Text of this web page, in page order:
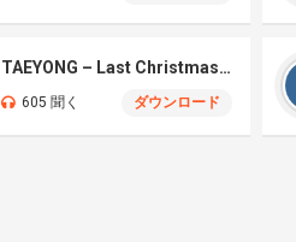
TAEYONG – Last Christmas Cover
605 聞く ダウンロード